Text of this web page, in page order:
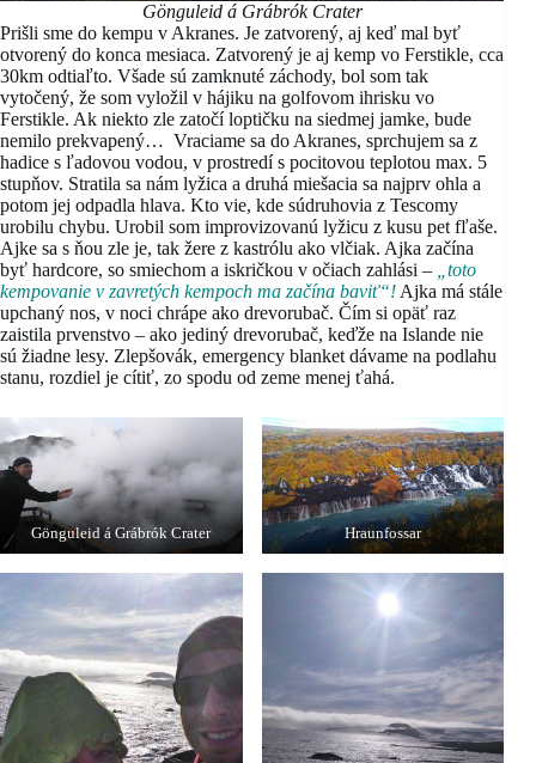
Gönguleid á Grábrók Crater
Prišli sme do kempu v Akranes. Je zatvorený, aj keď mal byť
otvorený do konca mesiaca. Zatvorený je aj kemp vo Ferstikle, cca
30km odtiaľto. Všade sú zamknuté záchody, bol som tak
vytočený, že som vyložil v hájiku na golfovom ihrisku vo
Ferstikle. Ak niekto zle zatočí loptičku na siedmej jamke, bude
nemilo prekvapený… Vraciame sa do Akranes, sprchujem sa z
hadice s ľadovou vodou, v prostredí s pocitovou teplotou max. 5
stupňov. Stratila sa nám lyžica a druhá miešacia sa najprv ohla a
potom jej odpadla hlava. Kto vie, kde súdruhovia z Tescomy
urobilu chybu. Urobil som improvizovanú lyžicu z kusu pet fľaše.
Ajke sa s ňou zle je, tak žere z kastrólu ako vlčiak. Ajka začína
byť hardcore, so smiechom a iskričkou v očiach zahlási – „toto
kempovanie v zavretých kempoch ma začína baviť“!Ajka má stále
upchaný nos, v noci chrápe ako drevorubač. Čím si opäť raz
zaistila prvenstvo – ako jediný drevorubač, keďže na Islande nie
sú žiadne lesy. Zlepšovák, emergency blanket dávame na podlahu
stanu, rozdiel je cítiť, zo spodu od zeme menej ťahá.
Gönguleid á Grábrók Crater Hraunfossar